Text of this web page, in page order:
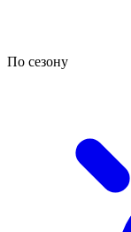
По сезону